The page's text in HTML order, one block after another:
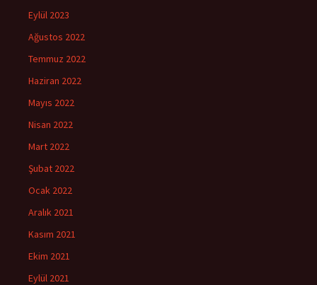
Eylül 2023
Ağustos 2022
Temmuz 2022
Haziran 2022
Mayıs 2022
Nisan 2022
Mart 2022
Şubat 2022
Ocak 2022
Aralık 2021
Kasım 2021
Ekim 2021
Eylül 2021